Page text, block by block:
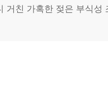
거친 가혹한 젖은 부식성